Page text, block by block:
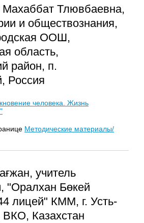
Махаббат Тлювбаевна,
и обществознания,
ООШ,
область,
район, п.
Россия
человека. Жизнь
Методические материалы/
учитель
"Оралхан Бөкей
лицей" КММ, г. Усть-
ВКО, Казахстан